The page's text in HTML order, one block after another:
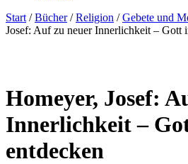
Skip
to
Start /Bücher/Religion /Gebete und
Josef: Auf zu neuer Innerlichkeit – Gott
Homeyer, Josef:
Innerlichkeit –
entdecken